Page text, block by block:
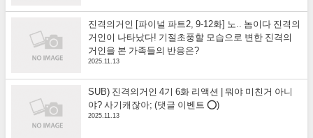
진격의거인 [파이널 파트2, 9-12화] 노.. 놈이다 진격의
거인이 나타났다! 기절초풍할 모습으로 변한 진격의
거인을 본 가족들의 반응은?
2025.11.13
SUB) 진격의거인 4기 6화 리액션 | 뭐야 미친거 아니
야? 사기캐잖아; (댓글 이벤트 ⭕)
2025.11.13